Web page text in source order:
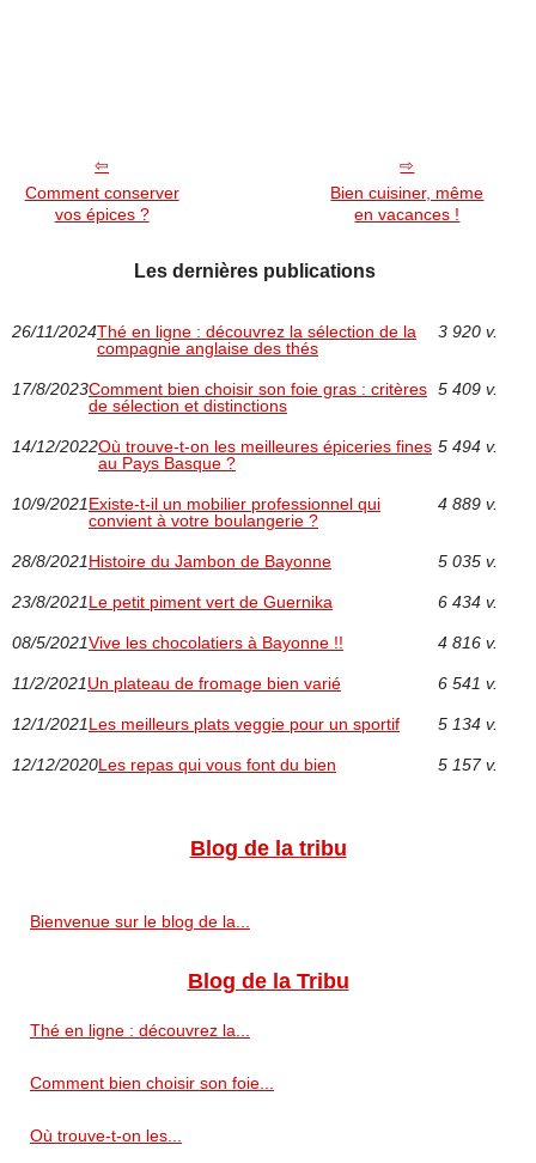
Comment conserver
vos épices ?
Bien cuisiner, même
en vacances !
Les dernières publications
26/11/2024Thé en ligne : découvrez la sélection de la
compagnie anglaise des thés
3 920 v.
17/8/2023Comment bien choisir son foie gras : critères
de sélection et distinctions
5 409 v.
14/12/2022Où trouve-t-on les meilleures épiceries fines
au Pays Basque ?
5 494 v.
10/9/2021Existe-t-il un mobilier professionnel qui
convient à votre boulangerie ?
4 889 v.
28/8/2021Histoire du Jambon de Bayonne 5 035 v.
23/8/2021Le petit piment vert de Guernika 6 434 v.
08/5/2021Vive les chocolatiers à Bayonne !! 4 816 v.
11/2/2021Un plateau de fromage bien varié 6 541 v.
12/1/2021Les meilleurs plats veggie pour un sportif 5 134 v.
12/12/2020Les repas qui vous font du bien 5 157 v.
Blog de la tribu
Bienvenue sur le blog de la...
Blog de la Tribu
Thé en ligne : découvrez la...
Comment bien choisir son foie...
Où trouve-t-on les...